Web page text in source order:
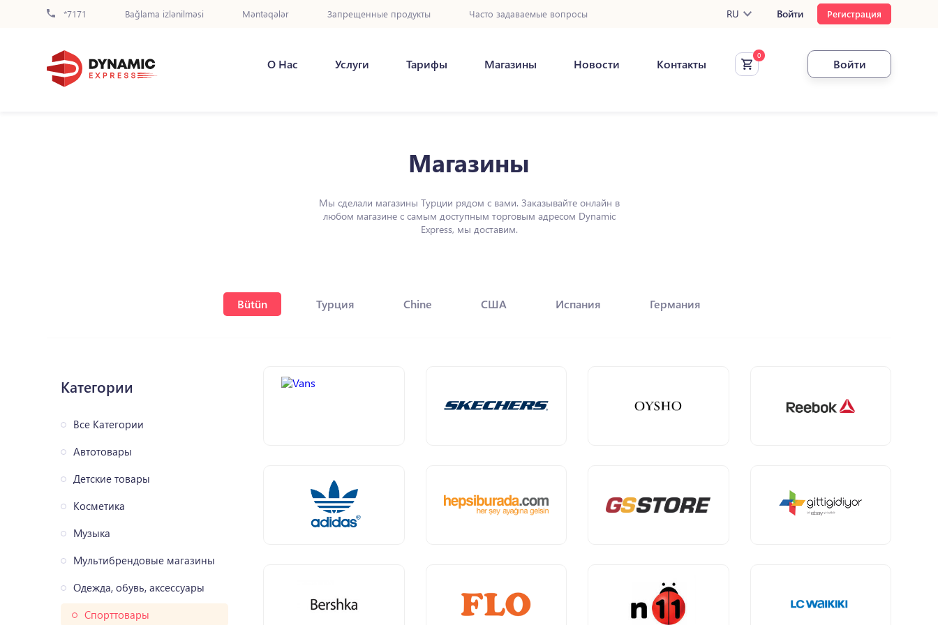
*7171 Bağlama izlənilməsi Məntəqələr Запрещенные продукты Часто задаваемые вопросы RU Войти Регистрация
О Нас Услуги Тарифы Магазины Новости Контакты Войти
Магазины
Мы сделали магазины Турции рядом с вами. Заказывайте онлайн в
любом магазине с самым доступным торговым адресом Dynamic
Express, мы доставим.
Bütün Турция Chine США Испания Германия
Категории
Все Категории
Автотовары
Детские товары
Косметика
Музыка
Мультибрендовые магазины
Одежда, обувь, аксессуары
Спорттовары